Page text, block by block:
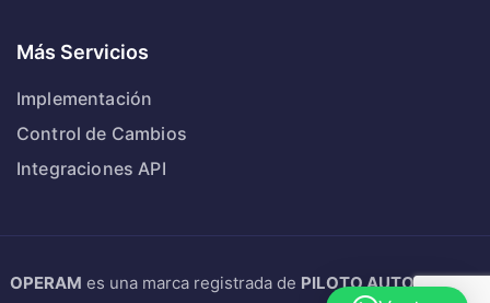
Más Servicios
Implementación
Control de Cambios
Integraciones API
OPERAM es una marca registrada de PILOTO AUTOMATICO